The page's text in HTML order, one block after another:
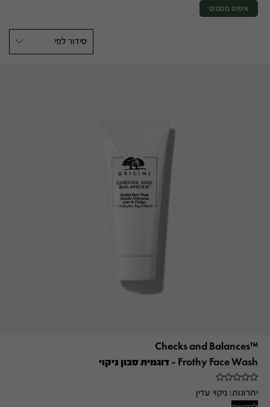
איפוס מסננים
סידור לפי
™Checks and Balances
Frothy Face Wash – דוגמית סבון ניקוי
יתרונות: ניקוי עדין